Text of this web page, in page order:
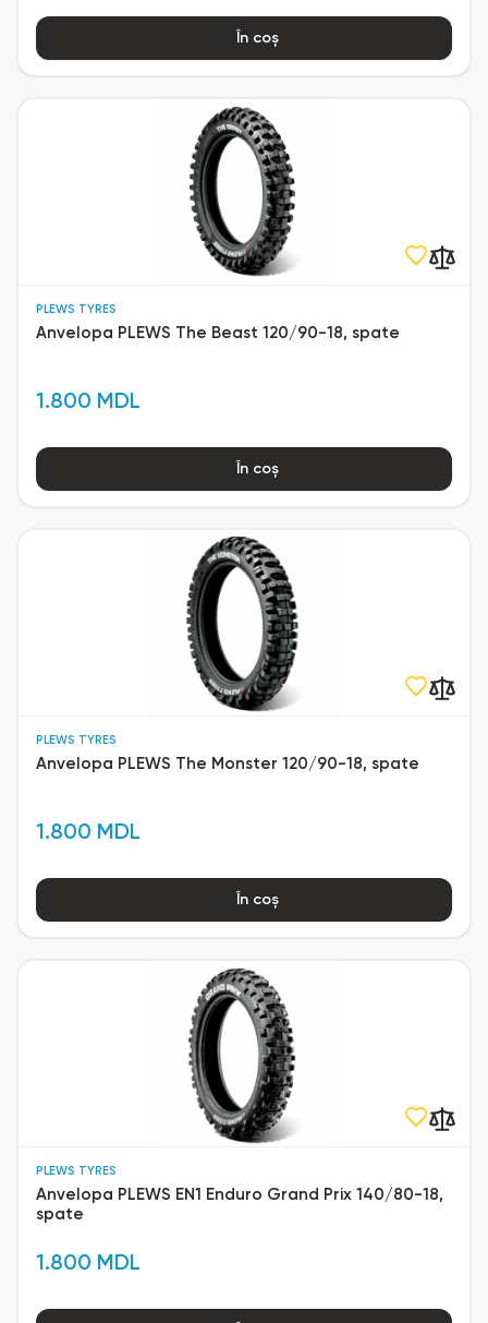
În coș
PLEWS TYRES
Anvelopa PLEWS The Beast 120/90-18, spate
1.800 MDL
În coș
PLEWS TYRES
Anvelopa PLEWS The Monster 120/90-18, spate
1.800 MDL
În coș
PLEWS TYRES
Anvelopa PLEWS EN1 Enduro Grand Prix 140/80-18,
spate
1.800 MDL